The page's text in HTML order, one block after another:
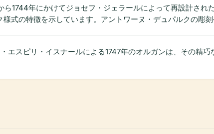
ら1744年にかけてジョセフ・ジェラールによって再設計さ
様式の特徴を示しています。アントワーヌ・デュパルクの彫
エスピリ・イスナールによる1747年のオルガンは、その精